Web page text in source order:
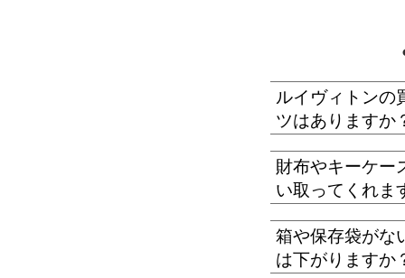
ルイヴィトンの
ツはありますか
財布やキーケー
い取ってくれま
箱や保存袋がな
は下がりますか